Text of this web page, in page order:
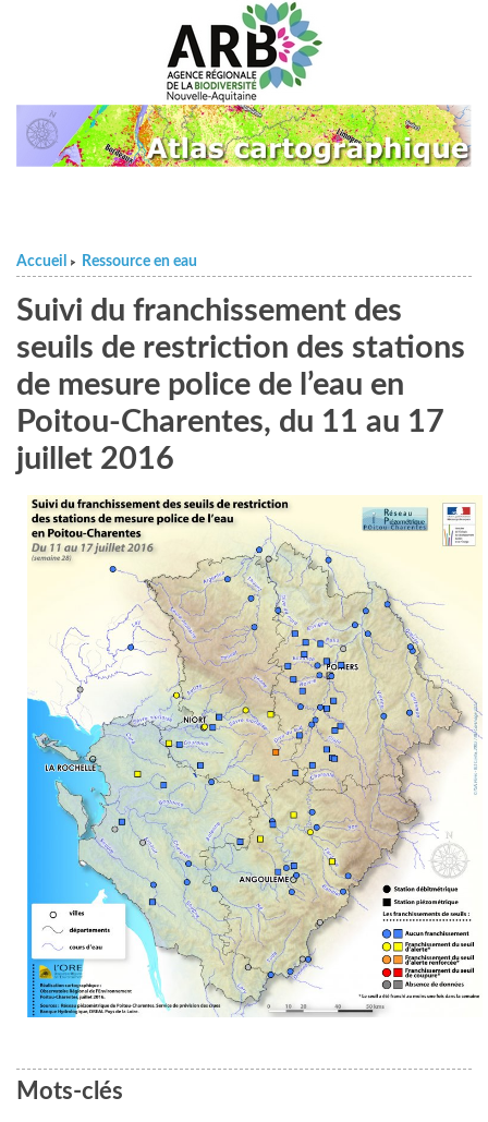
Accueil > Ressource en eau
Suivi du franchissement des
seuils de restriction des stations
de mesure police de l’eau en
Poitou-Charentes, du 11 au 17
juillet 2016
Mots-clés